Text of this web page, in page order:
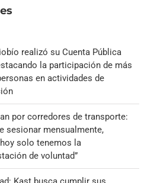
realizó su Cuenta Pública
la participación de más
en actividades de
por corredores de transporte:
sesionar mensualmente,
solo tenemos la
de voluntad”